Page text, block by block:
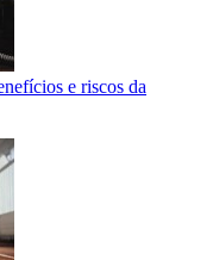
e riscos da